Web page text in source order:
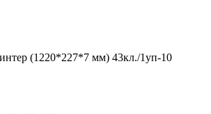
(1220*227*7 мм) 43кл./1уп-10